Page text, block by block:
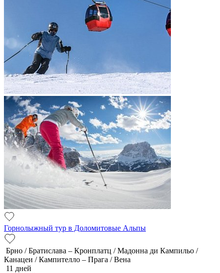
Горнолыжный тур в Доломитовые Альпы
Брно / Братислава – Кронплатц / Мадонна ди Кампильо /
Канацеи / Кампителло – Прага / Вена
11 дней